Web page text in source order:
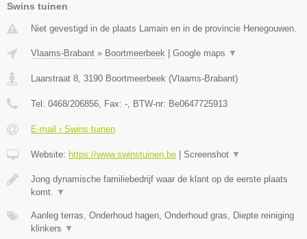
Swins tuinen
Niet gevestigd in de plaats Lamain en in de provincie Henegouwen.
Vlaams-Brabant » Boortmeerbeek Google maps ▼
Laarstraat 8, 3190 Boortmeerbeek (Vlaams-Brabant)
Tel: 0468/206856, Fax: -, BTW-nr: Be0647725913
E-mail › Swins tuinen
Website: https://www.swinstuinen.be Screenshot ▼
Jong dynamische familiebedrijf waar de klant op de eerste plaats
komt. ▼
Aanleg terras, Onderhoud hagen, Onderhoud gras, Diepte reiniging
klinkers ▼